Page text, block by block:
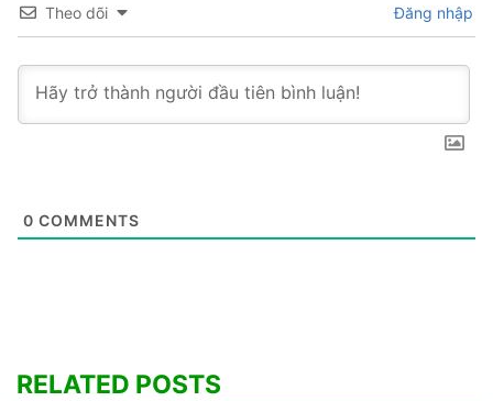
Theo dõi Đăng nhập
0 COMMENTS
RELATED POSTS